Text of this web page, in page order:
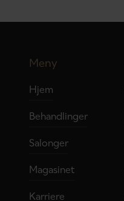
Meny
Hjem
Behandlinger
Salonger
Magasinet
Karriere